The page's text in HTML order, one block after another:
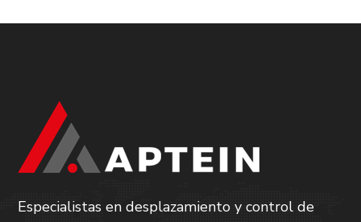
Especialistas en desplazamiento y control de